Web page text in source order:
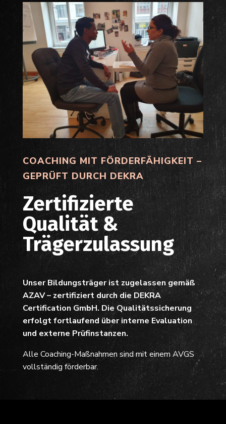
COACHING MIT FÖRDERFÄHIGKEIT –
GEPRÜFT DURCH DEKRA
Zertifizierte
Qualität &
Trägerzulassung
Unser Bildungsträger ist zugelassen gemäß
AZAV – zertifiziert durch die DEKRA
Certification GmbH. Die Qualitätssicherung
erfolgt fortlaufend über interne Evaluation
und externe Prüfinstanzen.
Alle Coaching-Maßnahmen sind mit einem AVGS
vollständig förderbar.